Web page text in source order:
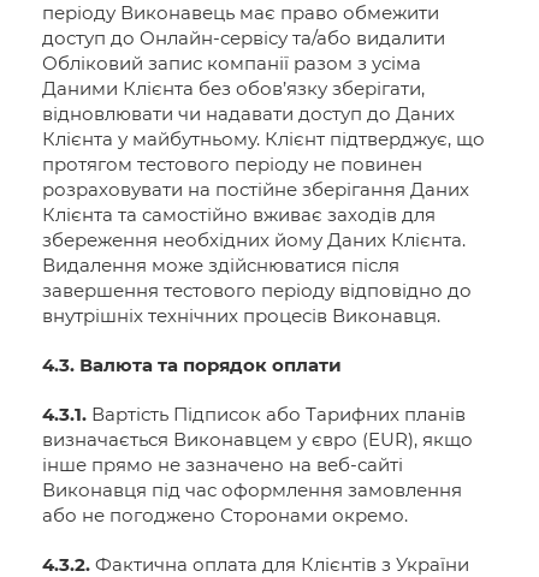
періоду Виконавець має право обмежити
доступ до Онлайн-сервісу та/або видалити
Обліковий запис компанії разом з усіма
Даними Клієнта без обов’язку зберігати,
відновлювати чи надавати доступ до Даних
Клієнта у майбутньому. Клієнт підтверджує, що
протягом тестового періоду не повинен
розраховувати на постійне зберігання Даних
Клієнта та самостійно вживає заходів для
збереження необхідних йому Даних Клієнта.
Видалення може здійснюватися після
завершення тестового періоду відповідно до
внутрішніх технічних процесів Виконавця.
4.3. Валюта та порядок оплати
4.3.1. Вартість Підписок або Тарифних планів
визначається Виконавцем у євро (EUR), якщо
інше прямо не зазначено на веб-сайті
Виконавця під час оформлення замовлення
або не погоджено Сторонами окремо.
4.3.2. Фактична оплата для Клієнтів з України